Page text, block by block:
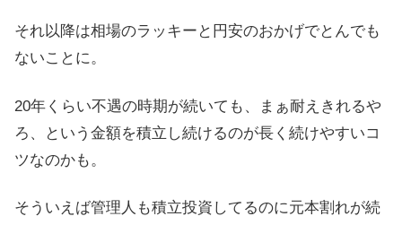
それ以降は相場のラッキーと円安のおかげでとんでも
ないことに。
20年くらい不遇の時期が続いても、まぁ耐えきれるや
ろ、という金額を積立し続けるのが長く続けやすいコ
ツなのかも。
そういえば管理人も積立投資してるのに元本割れが続